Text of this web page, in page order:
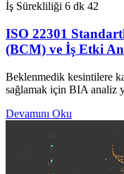
İş Sürekliliği 6 dk 42
ISO 22301
(BCM) ve İş Etki
Beklenmedik kesintilere
sağlamak için BIA analiz
Devamını Oku